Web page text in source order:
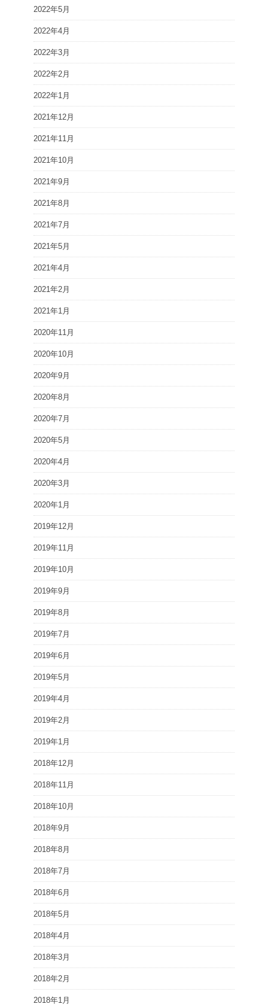
2022年5月
2022年4月
2022年3月
2022年2月
2022年1月
2021年12月
2021年11月
2021年10月
2021年9月
2021年8月
2021年7月
2021年5月
2021年4月
2021年2月
2021年1月
2020年11月
2020年10月
2020年9月
2020年8月
2020年7月
2020年5月
2020年4月
2020年3月
2020年1月
2019年12月
2019年11月
2019年10月
2019年9月
2019年8月
2019年7月
2019年6月
2019年5月
2019年4月
2019年2月
2019年1月
2018年12月
2018年11月
2018年10月
2018年9月
2018年8月
2018年7月
2018年6月
2018年5月
2018年4月
2018年3月
2018年2月
2018年1月